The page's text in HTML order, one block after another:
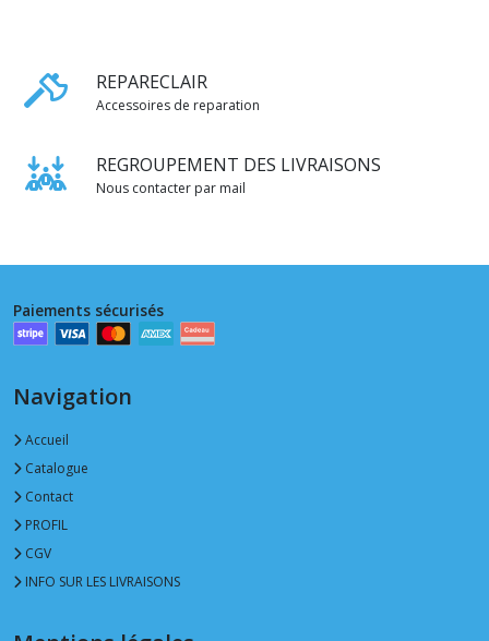
REPARECLAIR
Accessoires de reparation
REGROUPEMENT DES LIVRAISONS
Nous contacter par mail
Paiements sécurisés
Navigation
Accueil
Catalogue
Contact
PROFIL
CGV
INFO SUR LES LIVRAISONS